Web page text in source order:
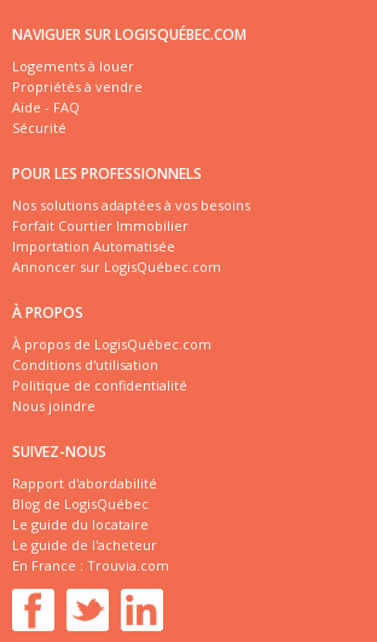
NAVIGUER SUR LOGISQUÉBEC.COM
Logements à louer
Propriétés à vendre
Aide - FAQ
Sécurité
POUR LES PROFESSIONNELS
Nos solutions adaptées à vos besoins
Forfait Courtier Immobilier
Importation Automatisée
Annoncer sur LogisQuébec.com
À PROPOS
À propos de LogisQuébec.com
Conditions d'utilisation
Politique de confidentialité
Nous joindre
SUIVEZ-NOUS
Rapport d'abordabilité
Blog de LogisQuébec
Le guide du locataire
Le guide de l'acheteur
En France : Trouvia.com